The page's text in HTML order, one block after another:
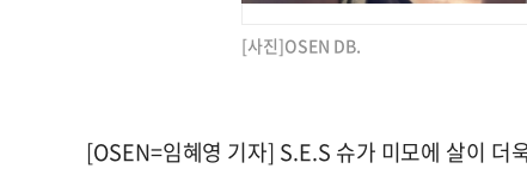
[사진]OSEN DB.
[OSEN=임혜영 기자] S.E.S 슈가 미모에 살이 더